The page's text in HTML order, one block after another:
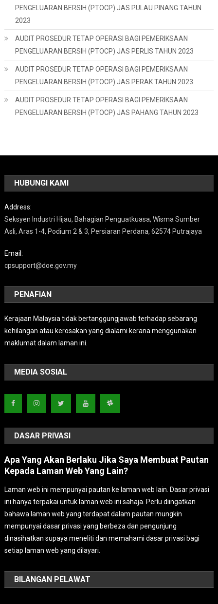
PENGELUARAN BERSIH (PTOCP) JAS PULAU PINANG TAHUN
2023
AUDIT PROSEDUR TETAP OPERASI BAGI PEMERIKSAAN
PENGELUARAN BERSIH (PTOCP) JAS PERLIS TAHUN 2023
AUDIT PROSEDUR TETAP OPERASI BAGI PEMERIKSAAN
PENGELUARAN BERSIH (PTOCP) JAS PERAK TAHUN 2023
AUDIT PROSEDUR TETAP OPERASI BAGI PEMERIKSAAN
PENGELUARAN BERSIH (PTOCP) JAS PAHANG TAHUN 2023
HUBUNGI KAMI
Address:
Seksyen Industri Hijau, Bahagian Penguatkuasa, Wisma Sumber
Asli, Aras 1-4, Podium 2 & 3, Persiaran Perdana, 62574 Putrajaya
Email:
cpsupport@doe.gov.my
PENAFIAN
Kerajaan Malaysia tidak bertanggungjawab terhadap sebarang
kehilangan atau kerosakan yang dialami kerana menggunakan
maklumat dalam laman ini.
MEDIA SOSIAL
DASAR PRIVASI
Apa Yang Akan Berlaku Jika Saya Membuat Pautan
Kepada Laman Web Yang Lain?
Laman web ini mempunyai pautan ke laman web lain. Dasar privasi
ini hanya terpakai untuk laman web ini sahaja. Perlu diingatkan
bahawa laman web yang terdapat dalam pautan mungkin
mempunyai dasar privasi yang berbeza dan pengunjung
dinasihatkan supaya meneliti dan memahami dasar privasi bagi
setiap laman web yang dilayari.
BILANGAN PELAWAT